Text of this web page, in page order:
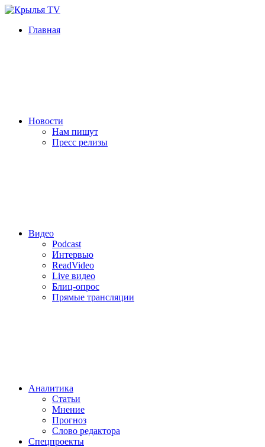
Главная
Новости
Нам пишут
Пресс релизы
Видео
Podcast
Интервью
ReadVideo
Live видео
Блиц-опрос
Прямые трансляции
Аналитика
Статьи
Мнение
Прогноз
Cлово редактора
Спецпроекты